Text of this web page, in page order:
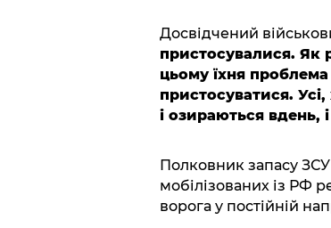
Досвідчений
пристосувалися. Як
цьому їхня
пристосуватися.
і озираються вдень, і
Полковник запасу
мобілізованих із РФ
ворога у постійній